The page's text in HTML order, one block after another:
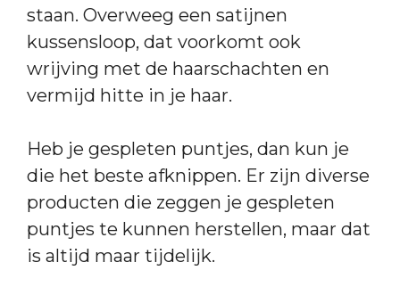
staan. Overweeg een satijnen
kussensloop, dat voorkomt ook
wrijving met de haarschachten en
vermijd hitte in je haar.
Heb je gespleten puntjes, dan kun je
die het beste afknippen. Er zijn diverse
producten die zeggen je gespleten
puntjes te kunnen herstellen, maar dat
is altijd maar tijdelijk.